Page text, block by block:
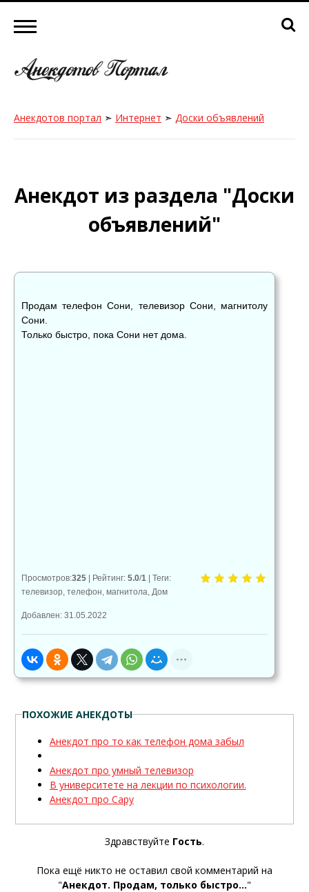
Анекдотов портал ➣ Интернет ➣ Доски объявлений
Анекдот из раздела "Доски
объявлений"
Продам телефон Сони, телевизор Сони, магнитолу
Сони.
Только быстро, пока Сони нет дома.
Просмотров:325 | Рейтинг: 5.0/1 | Теги:
телевизор телефон магнитола Дом
Добавлен: 31.05.2022
ПОХОЖИЕ АНЕКДОТЫ
Анекдот про то как телефон дома забыл
Анекдот про умный телевизор
В университете на лекции по психологии.
Анекдот про Сару
Здравствуйте Гость.
Пока ещё никто не оставил свой комментарий на
"Анекдот. Продам, только быстро..."